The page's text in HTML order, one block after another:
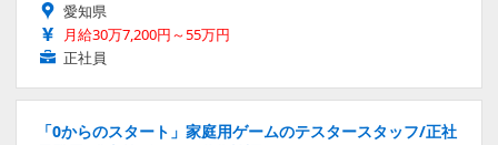
愛知県
月給30万7,200円～55万円
正社員
「0からのスタート」家庭用ゲームのテスタースタッフ/正社